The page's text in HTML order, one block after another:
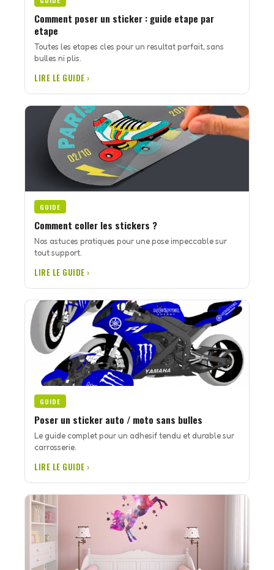
Comment poser un sticker : guide etape par
etape
Toutes les etapes cles pour un resultat parfait, sans
bulles ni plis.
LIRE LE GUIDE ›
GUIDE
Comment coller les stickers ?
Nos astuces pratiques pour une pose impeccable sur
tout support.
LIRE LE GUIDE ›
GUIDE
Poser un sticker auto / moto sans bulles
Le guide complet pour un adhesif tendu et durable sur
carrosserie.
LIRE LE GUIDE ›